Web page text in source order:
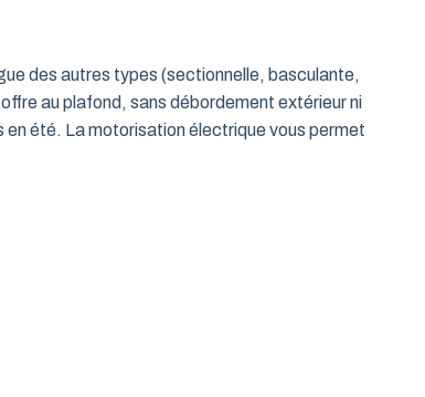
des autres types (sectionnelle, basculante,
au plafond, sans débordement extérieur ni
été. La motorisation électrique vous permet